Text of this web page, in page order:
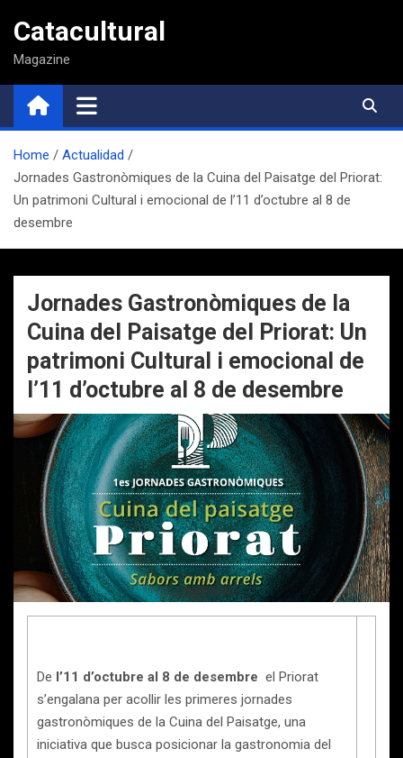
contenido
Catacultural
Magazine
Home
Actualidad
Jornades Gastronòmiques de la Cuina del Paisatge del Priorat:
Un patrimoni Cultural i emocional de l’11 d’octubre al 8 de
desembre
Jornades Gastronòmiques de la
Cuina del Paisatge del Priorat: Un
patrimoni Cultural i emocional de
l’11 d’octubre al 8 de desembre
De l’11 d’octubre al 8 de desembre el Priorat
s’engalana per acollir les primeres jornades
gastronòmiques de la Cuina del Paisatge, una
iniciativa que busca posicionar la gastronomia del